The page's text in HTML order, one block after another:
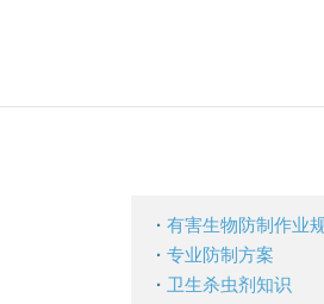
· 有害生物防制作业
· 专业防制方案
· 卫生杀虫剂知识